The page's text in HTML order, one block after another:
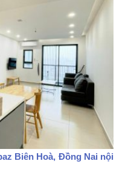
Biên Hoà, Đồng Nai nội